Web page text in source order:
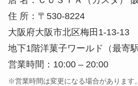
住 所：〒530-8224
大阪府大阪市北区梅田1-13-13
地下1階洋菓子ワールド（最寄
営業時間：10:00 – 20:00
※営業時間は変更になる場合があります。